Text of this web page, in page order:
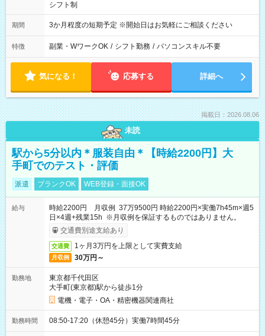
シフト制
期間 3か月程度の短期予定 ※開始日はお気軽にご相談ください
特徴 副業・WワークOK / シフト勤務 / パソコンスキル不要
気になる！ 応募する 詳細へ
掲載日：2026.08.06
未読
駅から5分以内＊服装自由＊【時給2200円】大
手町でのテスト・評価
派遣 ブランクOK WEB登録・面接OK
給与
時給2200円 月収例 37万9500円 時給2200円×実働7h45m×週5
日×4週+残業15h ※月収例を保証するものではありません。
交通費別途支給あり
交通費 1ヶ月3万円を上限として実費支給
月収例 30万円～
勤務地
東京都千代田区
大手町(東京都)駅から徒歩1分
電機・電子・OA・精密機器関連商社
勤務時間 08:50-17:20（休憩45分）実働7時間45分